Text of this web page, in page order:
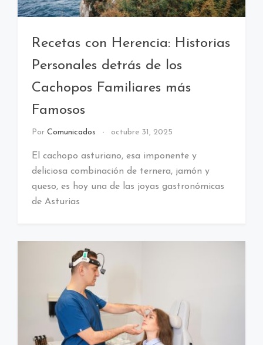
Recetas con Herencia: Historias
Personales detrás de los
Cachopos Familiares más
Famosos
Por Comunicados octubre 31, 2025
El cachopo asturiano, esa imponente y
deliciosa combinación de ternera, jamón y
queso, es hoy una de las joyas gastronómicas
de Asturias